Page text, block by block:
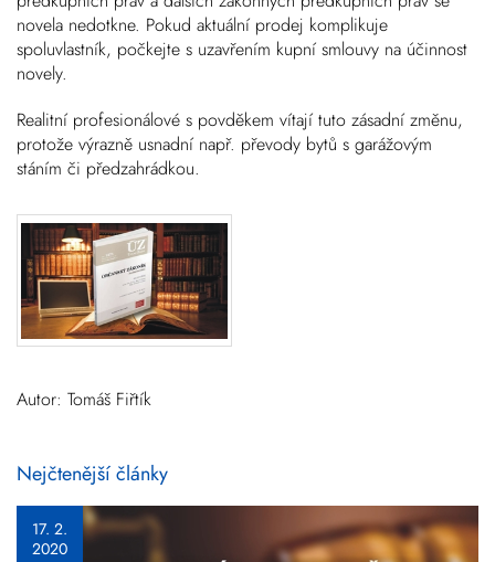
novela nedotkne. Pokud aktuální prodej komplikuje
spoluvlastník, počkejte s uzavřením kupní smlouvy na účinnost
novely.
Realitní profesionálové s povděkem vítají tuto zásadní změnu,
protože výrazně usnadní např. převody bytů s garážovým
stáním či předzahrádkou.
Autor: Tomáš Fiřtík
Nejčtenější články
17. 2.
2020